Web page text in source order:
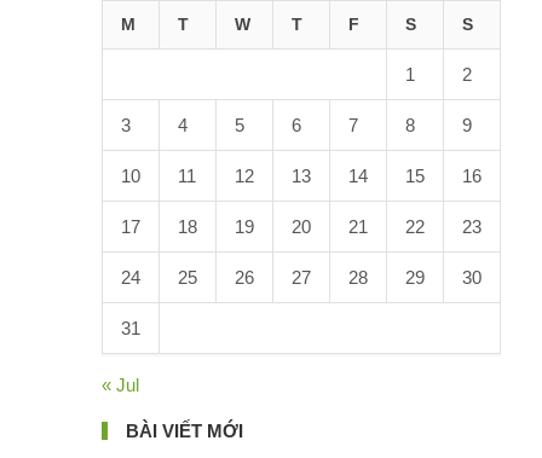
M T W T F S S
1 2
3 4 5 6 7 8 9
10 11 12 13 14 15 16
17 18 19 20 21 22 23
24 25 26 27 28 29 30
31
« Jul
BÀI VIẾT MỚI